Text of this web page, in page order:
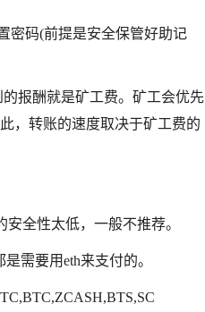
密码(前提是安全保管好助记
报酬就是矿工费。矿工会优先
，转账的速度取决于矿工费的
全性太低，一般不推荐。
需要用eth来支付的。